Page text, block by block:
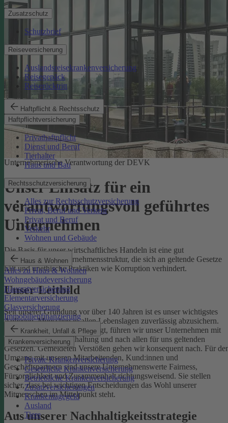
Zusatzschutz
Schutzbrief
Reiseversicherung
Auslandsreisekrankenversicherung
Reisegepäck
Reiserücktritt
Haftpflicht & Rechtsschutz
Haftpflichtversicherung
Privathaftpflicht
Dienst und Beruf
Tierhalter
Haus und Bau
Rechtsschutzversicherung
Alles zur Rechtsschutzversicherung
Privat, Beruf und Verkehr
Privat und Beruf
Verkehr
Wohnen und Gebäude
Haus & Wohnen
Alles zu Haus & Wohnen
Wohngebäudeversicherung
Hausratversicherung
Elementarversicherung
Glasversicherung
Immobilienfinanzierung
Krankheit, Unfall & Pflege
Krankenversicherung
Private Krankenversicherung
Gesetzliche Krankenversicherung
Betriebliche Krankenversicherung
Zusatzversicherungen
Krankentagegeld
Ausland
Tiere
Unternehmerische Verantwortung der DEVK
Unser Einsatz für ein
verantwortungsvoll geführtes
Unternehmen
Die Basis für unser wirtschaftliches Handeln ist eine gut
funktionierende Unternehmensstruktur, die sich an geltende Gesetze
hält und unethische Praktiken wie Korruption verhindert.
Unser Leitbild
Seit unserer Gründung vor über 140 Jahren ist es unser wichtigstes
Anliegen, Menschen in allen Lebenslagen zuverlässig abzusichern.
Damit uns das weiterhin gelingt, führen wir unser Unternehmen mit
einer ethischen Grundhaltung und nach allen für uns geltenden
Gesetzen. Gemeldeten Verstößen gehen wir konsequent nach. Für
Umgang mit unseren Mitarbeitenden, Kund:innen und
Geschäftspartnern sind unsere Unternehmenswerte Fairness,
Fürsorglichkeit und Zusammenhalt richtungsweisend. Sie stellen
sicher, dass bei wichtigen Entscheidungen das Wohl unserer
Mitmenschen im Mittelpunkt steht.
Aus unserer Nachhaltigkeitsstrategie